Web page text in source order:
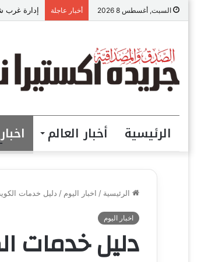
السبت, أغسطس 8 2026 أخبار عاجلة إدارة غرب
الرئيسية أخبار العالم
الرئيسية / اخبار اليوم / دليل خدمات
اخبار اليوم
دليل خدمات